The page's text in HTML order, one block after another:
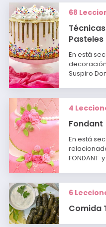
68
Pasteles
En está
Suspiro
4
Fondant
En está
FONDANT
6
Comida